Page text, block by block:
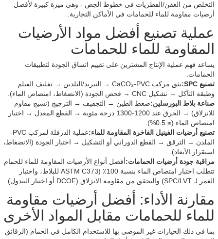
التخلص من العفن/الفطريات في خطوط الجص - وهي ميزة كبيرة لأفضل
أرضيات مقاومة للماء للحمامات في الأماكن التجارية.
عملية تصنيع أفضل مواد الأرضيات
المقاومة للماء للحمامات
يساعد فهم عملية الإنتاج المشترين على تقييم اتساق الجودة لتطبيقات
الحمامات.
تصنيع SPC:
بثق مركب CaCO₃-PVC → التبريد/التلدين → تغليف الفيلم
وطبقة التآكل → تشكيل CNC → فحص الجودة (الانضغاط، امتصاص الماء).
صناعة بلاط البورسلين:ضغط الطين → التجفيف → التزجيج (نسيج مقاوم
للانزلاق) → الحرق عند 1200-1300 درجة مئوية → القطع المعدل → اختبار
امتصاص الماء (≤ 0.5%).
تصنيع أرضيات الفينيل الفاخرة المقاومة للماء:
عملية الدرفلة لمركب PVC-
الملدن → الترقق → القطع الدوراني أو التشكيل → اختبار الجودة (الانضغاط،
استقرار الأبعاد).
مراقبة جودة أرضيات الحمامات:أفضل أنواع الأرضيات المقاومة للماء للحمام
تتطلب اختبار امتصاص الماء بنسبة 100٪ (ASTM C373 للبلاط، واختبار
الغمر لـ SPC/LVT) والتحقق من مقاومة الانزلاق (DCOF أو اختبار البندول).
مقارنة الأداء: أفضل أرضيات مقاومة
للماء للحمامات مقابل المواد الأخرى
بما في ذلك الخيارات غير الموصى بها للاستخدام الكامل في الحمام (الرقائق